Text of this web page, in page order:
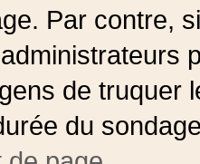
Par contre,
de truquer
du